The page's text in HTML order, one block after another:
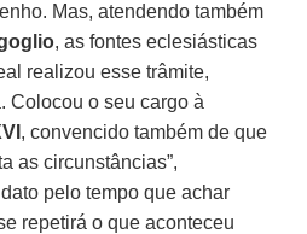
Mas, atendendo também
, as fontes eclesiásticas
realizou esse trâmite,
Colocou o seu cargo à
, convencido também de que
as circunstâncias”,
pelo tempo que achar
repetirá o que aconteceu